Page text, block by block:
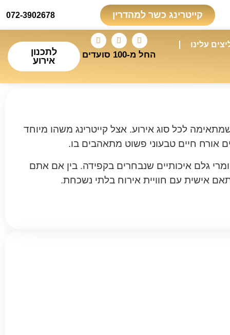
קייטרינג כשר למהדרין 072-3902678
עלינו
החל מ-100 סועדים
לתכנון
אירוע
לכל סוג אירוע. אצל קייטרינג משהו מיוחד
אורח חיים טבעוני פשוט מתאהבים בו.
גלם איכותיים שנבחרים בקפידה. בין אם אתם
אישית עם חוויית אירוח בלתי נשכחת.